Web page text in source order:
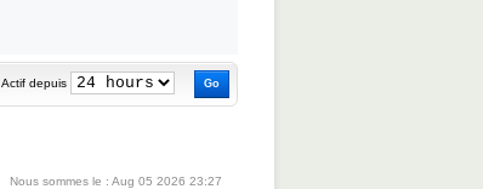
Actif depuis
Nous sommes le : Aug 05 2026 23:27